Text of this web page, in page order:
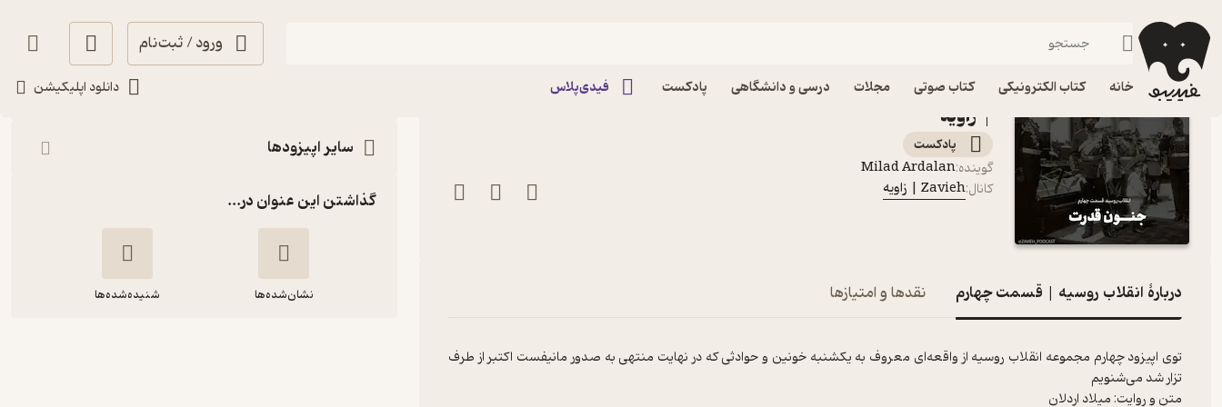
ورود / ثبت‌نام
خانه کتاب الکترونیکی کتاب صوتی مجلات درسی و دانشگاهی پادکست فیدی‌پلاس دانلود اپلیکیشن
فیدیبو پادکست‌ها
اپیزود انقلاب روسیه | قسمت چهارم پادکست Zavieh
| زاویه
پادکست‌
گوینده:
Milad Ardalan
کانال:Zavieh | زاویه
دربارۀ انقلاب روسیه | قسمت چهارم نقدها و امتیازها
توی اپیزود چهارم مجموعه انقلاب روسیه از واقعه‌ای معروف به یکشنبه خونین و حوادثی که در نهایت منتهی به صدور مانیفست اکتبر از طرف
تزار شد می‌شنویم
متن و روایت: میلاد اردلان
سایر اپیزودها
گذاشتن این عنوان در...
نشان‌شده‌ها شنیده‌شده‌ها